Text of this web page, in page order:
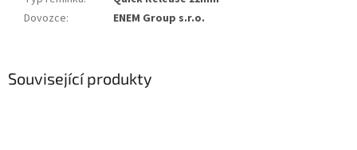
Související produkty
Dovozce: ENEM Group s.r.o.